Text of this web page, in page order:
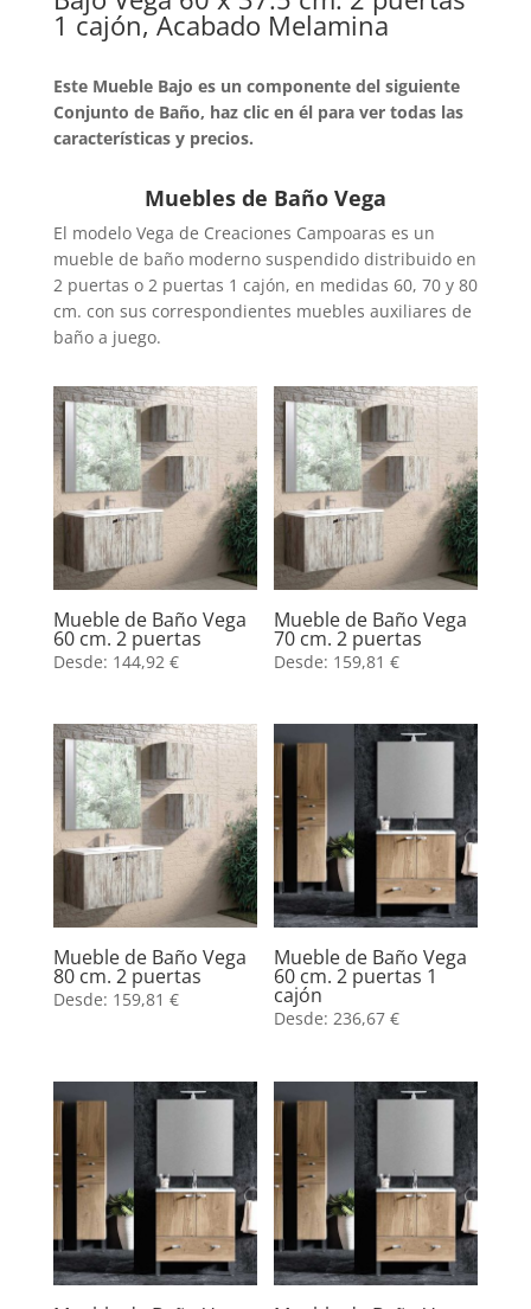
1 cajón, Acabado Melamina
Este Mueble Bajo es un componente del siguiente
Conjunto de Baño, haz clic en él para ver todas las
características y precios.
Muebles de Baño Vega
El modelo Vega de Creaciones Campoaras es un
mueble de baño moderno suspendido distribuido en
2 puertas o 2 puertas 1 cajón, en medidas 60, 70 y 80
cm. con sus correspondientes muebles auxiliares de
baño a juego.
Mueble de Baño Vega
60 cm. 2 puertas
Desde: 144,92 €
Mueble de Baño Vega
70 cm. 2 puertas
Desde: 159,81€
Mueble de Baño Vega
80 cm. 2 puertas
Desde: 159,81 €
Mueble de Baño Vega
60 cm. 2 puertas 1
cajón
Desde:236,67€